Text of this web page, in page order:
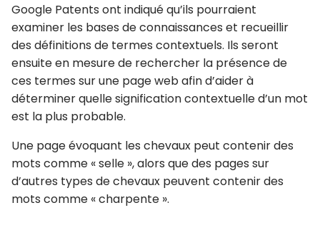
Google Patents ont indiqué qu’ils pourraient
examiner les bases de connaissances et recueillir
des définitions de termes contextuels. Ils seront
ensuite en mesure de rechercher la présence de
ces termes sur une page web afin d’aider à
déterminer quelle signification contextuelle d’un mot
est la plus probable.
Une page évoquant les chevaux peut contenir des
mots comme « selle », alors que des pages sur
d’autres types de chevaux peuvent contenir des
mots comme « charpente ».